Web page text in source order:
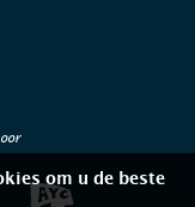
om u de beste